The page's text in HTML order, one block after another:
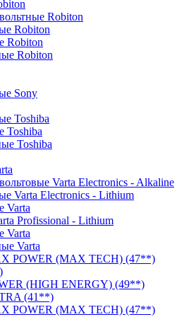
Robiton
Robiton
Robiton
Robiton
Sony
Toshiba
Toshiba
Toshiba
Varta Electronics - Alkaline
Varta Electronics - Lithium
Varta
Profissional - Lithium
Varta
Varta
POWER (MAX TECH) (47**)
(HIGH ENERGY) (49**)
(41**)
POWER (MAX TECH) (47**)